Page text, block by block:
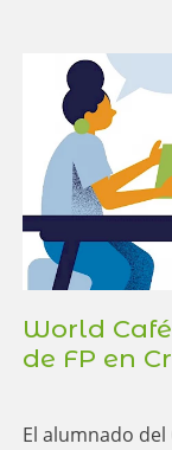
World
de FP en
El alumnado del